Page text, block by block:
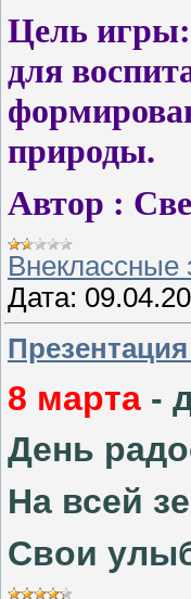
Цель игры:
для
природы.
Автор :
Внеклассные
Дата:
8 марта -
День
На всей
Свои